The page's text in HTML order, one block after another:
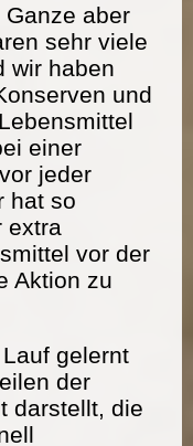
aber
sehr viele
wir haben
und
einer
jeder
hat so
extra
vor der
Aktion zu
gelernt
der
darstellt, die